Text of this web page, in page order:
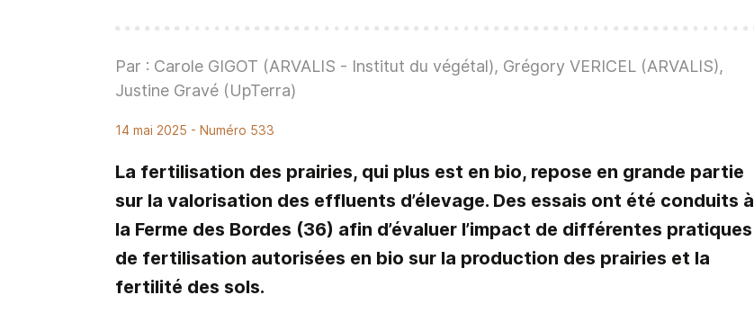
Par : Carole GIGOT (ARVALIS - Institut du végétal), Grégory VERICEL (ARVALIS),
Justine Gravé (UpTerra)
14 mai 2025 - Numéro 533
La fertilisation des prairies, qui plus est en bio, repose en grande partie
sur la valorisation des effluents d’élevage. Des essais ont été conduits à
la Ferme des Bordes (36) afin d’évaluer l’impact de différentes pratiques
de fertilisation autorisées en bio sur la production des prairies et la
fertilité des sols.